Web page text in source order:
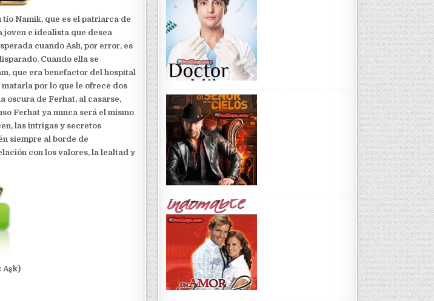
tío Namik, que es el patriarca de
joven e idealista que desea
cuando Aslı, por error, es
Cuando ella se
que era benefactor del hospital
por lo que le ofrece dos
oscura de Ferhat, al casarse,
Ferhat ya nunca será el mismo
las intrigas y secretos
siempre al borde de
con los valores, la lealtad y
Aşk)